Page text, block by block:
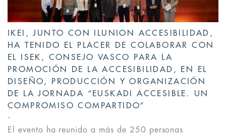
IKEI, JUNTO CON ILUNION ACCESIBILIDAD,
HA TENIDO EL PLACER DE COLABORAR CON
EL ISEK, CONSEJO VASCO PARA LA
PROMOCIÓN DE LA ACCESIBILIDAD, EN EL
DISEÑO, PRODUCCIÓN Y ORGANIZACIÓN
DE LA JORNADA “EUSKADI ACCESIBLE. UN
COMPROMISO COMPARTIDO”
El evento ha reunido a más de 250 personas